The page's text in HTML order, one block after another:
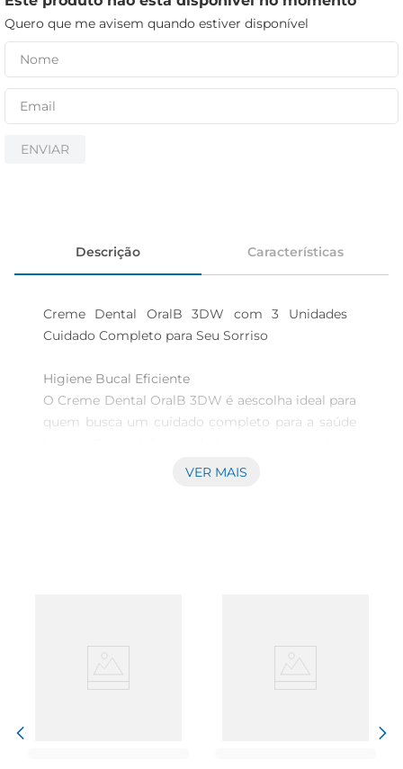
Quero que me avisem quando estiver disponível
ENVIAR
Descrição Características
Creme Dental OralB 3DW com 3 Unidades
Cuidado Completo para Seu Sorriso
Higiene Bucal Eficiente
O Creme Dental OralB 3DW é aescolha ideal para
quem busca um cuidado completo para a saúde
embalagem, este creme dental oferece uma
Dental OralB 3DW possui ingredientes que
VER MAIS
papel higiênico